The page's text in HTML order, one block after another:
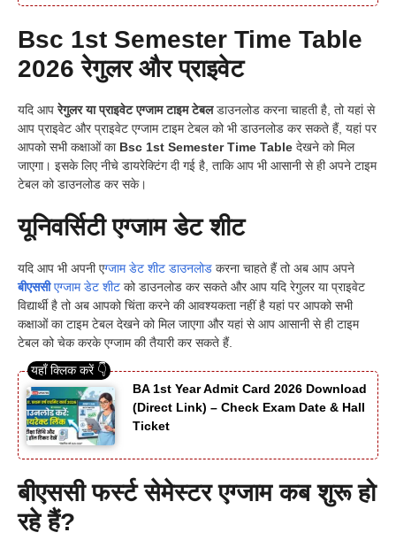
Bsc 1st Semester Time Table
2026 रेगुलर और प्राइवेट
यदि आपरेगुलर या प्राइवेट एग्जाम टाइम टेबलडाउनलोड करना चाहती है, तो यहां से
आप प्राइवेट और प्राइवेट एग्जाम टाइम टेबल को भी डाउनलोड कर सकते हैं, यहां पर
आपको सभी कक्षाओं का Bsc 1st Semester Time Table देखने को मिल
जाएगा। इसके लिए नीचे डायरेक्टिंग दी गई है, ताकि आप भी आसानी से ही अपने टाइम
टेबल को डाउनलोड कर सके।
यूनिवर्सिटी एग्जाम डेट शीट
यदि आप भी अपनी एग्जाम डेट शीट डाउनलोड करना चाहते हैं तो अब आप अपने
बीएससीएग्जाम डेट शीट को डाउनलोड कर सकते और आप यदि रेगुलर या प्राइवेट
विद्यार्थी है तो अब आपको चिंता करने की आवश्यकता नहीं है यहां पर आपको सभी
कक्षाओं का टाइम टेबल देखने को मिल जाएगा और यहां से आप आसानी से ही टाइम
टेबल को चेक करके एग्जाम की तैयारी कर सकते हैं.
BA 1st Year Admit Card 2026 Download
(Direct Link) – Check Exam Date & Hall
Ticket
बीएससी फर्स्ट सेमेस्टर एग्जाम कब शुरू हो
रहे हैं?